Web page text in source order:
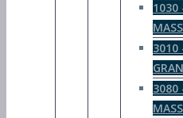
1030
3010
3080